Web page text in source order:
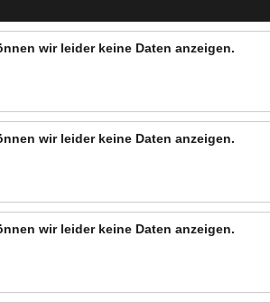
wir leider keine Daten anzeigen.
wir leider keine Daten anzeigen.
wir leider keine Daten anzeigen.